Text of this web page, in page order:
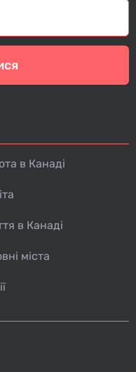
в Канаді
в Канаді
міста